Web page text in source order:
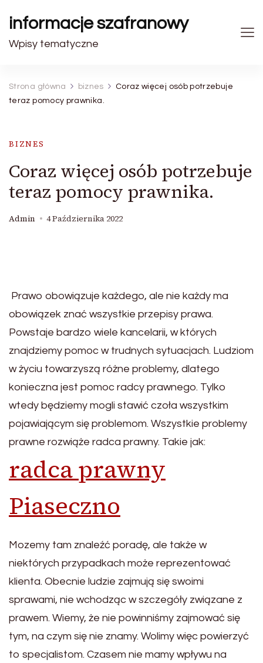
informacje szafranowy
Wpisy tematyczne
Strona główna biznes
Coraz więcej osób potrzebuje
teraz pomocy prawnika.
BIZNES
Coraz więcej osób potrzebuje
teraz pomocy prawnika.
Admin 4 Października 2022
Prawo obowiązuje każdego, ale nie każdy ma
obowiązek znać wszystkie przepisy prawa.
Powstaje bardzo wiele kancelarii, w których
znajdziemy pomoc w trudnych sytuacjach. Ludziom
w życiu towarzyszą różne problemy, dlatego
konieczna jest pomoc radcy prawnego. Tylko
wtedy będziemy mogli stawić czoła wszystkim
pojawiającym się problemom. Wszystkie problemy
prawne rozwiąże radca prawny. Takie jak:
radca prawny
Piaseczno
Mozemy tam znaleźć poradę, ale także w
niektórych przypadkach może reprezentować
klienta. Obecnie ludzie zajmują się swoimi
sprawami, nie wchodząc w szczegóły związane z
prawem. Wiemy, że nie powinniśmy zajmować się
tym, na czym się nie znamy. Wolimy więc powierzyć
to specjalistom. Czasem nie mamy wpływu na